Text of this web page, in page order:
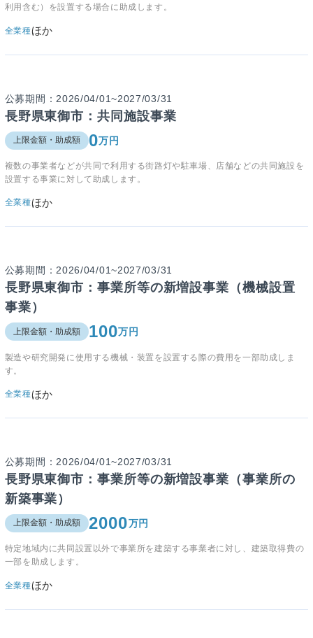
利用含む）を設置する場合に助成します。
全業種ほか
公募期間：2026/04/01~2027/03/31
長野県東御市：共同施設事業
上限金額・助成額 0万円
複数の事業者などが共同で利用する街路灯や駐車場、店舗などの共同施設を
設置する事業に対して助成します。
全業種ほか
公募期間：2026/04/01~2027/03/31
長野県東御市：事業所等の新増設事業（機械設置
事業）
上限金額・助成額 100万円
製造や研究開発に使用する機械・装置を設置する際の費用を一部助成しま
す。
全業種ほか
公募期間：2026/04/01~2027/03/31
長野県東御市：事業所等の新増設事業（事業所の
新築事業）
上限金額・助成額 2000万円
特定地域内に共同設置以外で事業所を建築する事業者に対し、建築取得費の
一部を助成します。
全業種ほか